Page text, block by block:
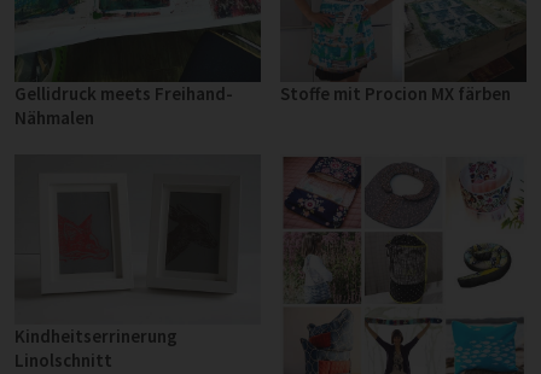
Gellidruck meets Freihand-
Nähmalen
Stoffe mit Procion MX färben
Kindheitserrinerung
Linolschnitt